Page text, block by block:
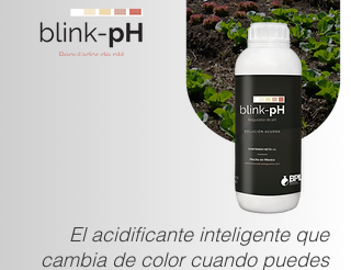
El acidificante inteligente que
cambia de color cuando puedes